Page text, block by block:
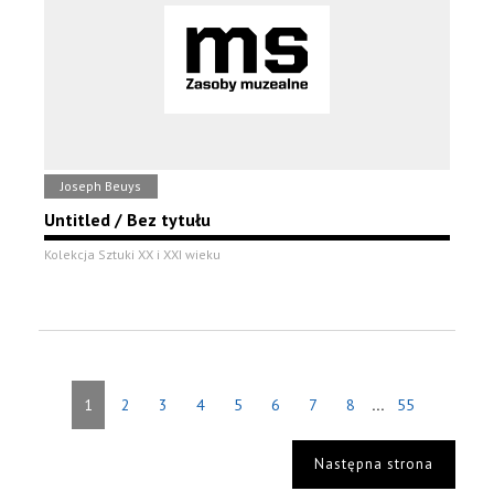
Joseph Beuys
Untitled / Bez tytułu
Kolekcja Sztuki XX i XXI wieku
1 2 3 4 5 6 7 8 ... 55
Następna strona